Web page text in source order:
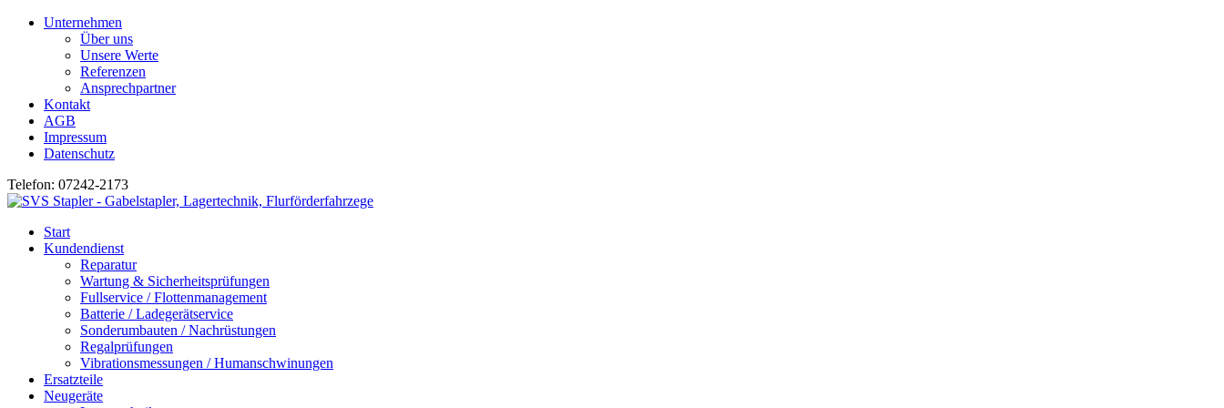
Unternehmen
Über uns
Unsere Werte
Referenzen
Ansprechpartner
Kontakt
AGB
Impressum
Datenschutz
Telefon: 07242-2173
Start
Kundendienst
Reparatur
Wartung & Sicherheitsprüfungen
Fullservice / Flottenmanagement
Batterie / Ladegerätservice
Sonderumbauten / Nachrüstungen
Regalprüfungen
Vibrationsmessungen / Humanschwinungen
Ersatzteile
Neugeräte